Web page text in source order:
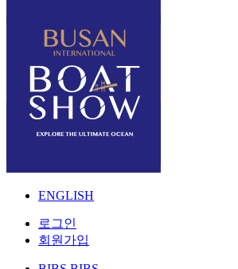
ENGLISH
로그인
회원가입